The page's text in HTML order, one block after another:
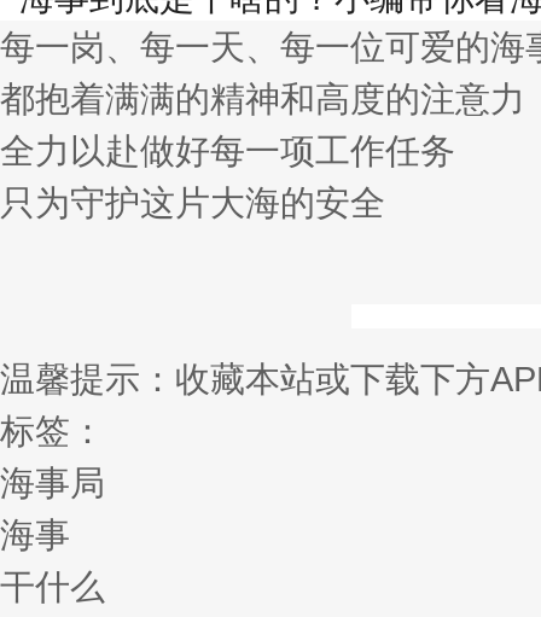
每一岗、每一天、每一位可爱的海
都抱着满满的精神和高度的注意力
全力以赴做好每一项工作任务
只为守护这片大海的安全
温馨提示：收藏本站或下载下方
标签：
海事局
海事
干什么